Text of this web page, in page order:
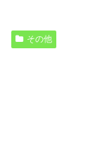
その他